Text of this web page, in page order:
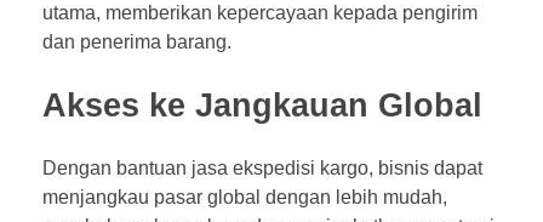
utama, memberikan kepercayaan kepada pengirim
dan penerima barang.
Akses ke Jangkauan Global
Dengan bantuan jasa ekspedisi kargo, bisnis dapat
menjangkau pasar global dengan lebih mudah,